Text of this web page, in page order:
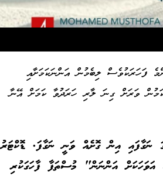
ފަހަރަކުވެސް ލިބެމުން އަންނަކަމަށާއި
ވަރަށް ގިނަ ލާރި ހަރަދުވާ ކަމަށް އޭނާ
ނަގާފައި އިން ގޮށެއް ވަނީ ނަގާފަ. ޑޮކްޓަރު
އަންނަން" މުސްތަފާ ފާހަގަކުރި